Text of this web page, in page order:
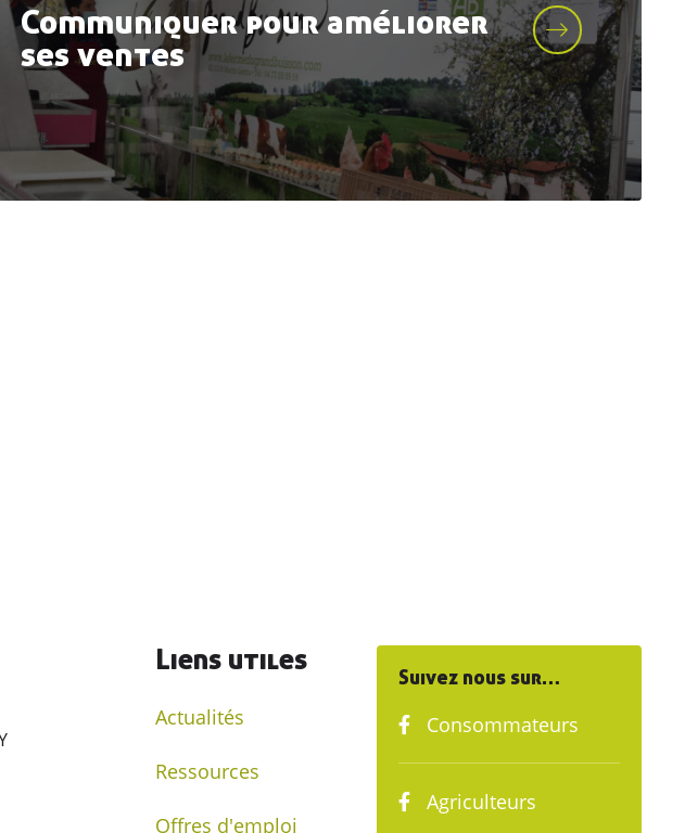
Communiquer pour améliorer
ses ventes
Liens utiles
Actualités
Ressources
Offres d'emploi
Suivez nous sur…
Consommateurs
Agriculteurs